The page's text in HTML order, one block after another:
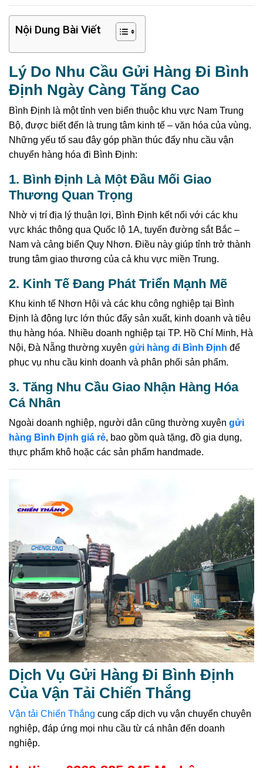
Nội Dung Bài Viết
Lý Do Nhu Cầu Gửi Hàng Đi Bình
Định Ngày Càng Tăng Cao
Bình Định là một tỉnh ven biển thuộc khu vực Nam Trung
Bộ, được biết đến là trung tâm kinh tế – văn hóa của vùng.
Những yếu tố sau đây góp phần thúc đẩy nhu cầu vận
chuyển hàng hóa đi Bình Định:
1. Bình Định Là Một Đầu Mối Giao
Thương Quan Trọng
Nhờ vị trí địa lý thuận lợi, Bình Định kết nối với các khu
vực khác thông qua Quốc lộ 1A, tuyến đường sắt Bắc –
Nam và cảng biển Quy Nhơn. Điều này giúp tỉnh trở thành
trung tâm giao thương của cả khu vực miền Trung.
2. Kinh Tế Đang Phát Triển Mạnh Mẽ
Khu kinh tế Nhơn Hội và các khu công nghiệp tại Bình
Định là động lực lớn thúc đẩy sản xuất, kinh doanh và tiêu
thụ hàng hóa. Nhiều doanh nghiệp tại TP. Hồ Chí Minh, Hà
Nội, Đà Nẵng thường xuyên gửi hàng đi Bình Định để
phục vụ nhu cầu kinh doanh và phân phối sản phẩm.
3. Tăng Nhu Cầu Giao Nhận Hàng Hóa
Cá Nhân
Ngoài doanh nghiệp, người dân cũng thường xuyên gửi
hàng Bình Định giá rẻ, bao gồm quà tặng, đồ gia dụng,
thực phẩm khô hoặc các sản phẩm handmade.
Dịch Vụ Gửi Hàng Đi Bình Định
Của Vận Tải Chiến Thắng
Vận tải Chiến Thắng cung cấp dịch vụ vận chuyển chuyên
nghiệp, đáp ứng mọi nhu cầu từ cá nhân đến doanh
nghiệp.